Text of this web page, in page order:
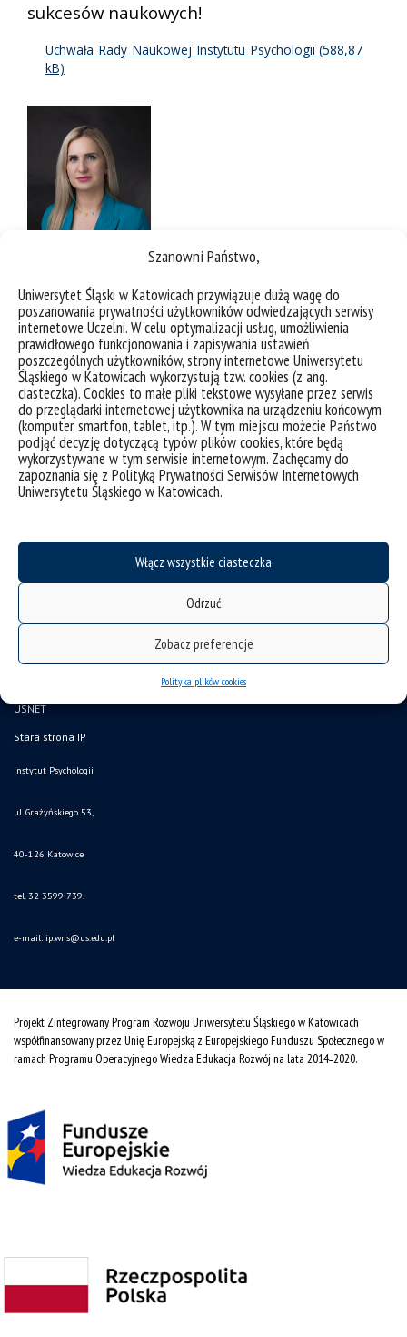
Szanowni Państwo,
Uniwersytet Śląski w Katowicach przywiązuje dużą wagę do
poszanowania prywatności użytkowników odwiedzających serwisy
internetowe Uczelni. W celu optymalizacji usług, umożliwienia
prawidłowego funkcjonowania i zapisywania ustawień
poszczególnych użytkowników, strony internetowe Uniwersytetu
Śląskiego w Katowicach wykorzystują tzw. cookies (z ang.
ciasteczka). Cookies to małe pliki tekstowe wysyłane przez serwis
do przeglądarki internetowej użytkownika na urządzeniu końcowym
(komputer, smartfon, tablet, itp.). W tym miejscu możecie Państwo
podjąć decyzję dotyczącą typów plików cookies, które będą
wykorzystywane w tym serwisie internetowym. Zachęcamy do
zapoznania się z Polityką Prywatności Serwisów Internetowych
Uniwersytetu Śląskiego w Katowicach.
Włącz wszystkie ciasteczka
Odrzuć
Zobacz preferencje
Polityka plików cookies
sukcesów naukowych!
Uchwała_Rady_Naukowej_Instytutu_Psychologii
mapa strony
USNET
Stara strona IP
Instytut Psychologii
ul. Grażyńskiego 53,
40-126 Katowice
tel. 32 3599 739.
e-mail: ip.wns@us.edu.pl
Projekt Zintegrowany Program Rozwoju Uniwersytetu Śląskiego w Katowicach
współfinansowany przez Unię Europejską z Europejskiego Funduszu Społecznego w
ramach Programu Operacyjnego Wiedza Edukacja Rozwój na lata 2014˗2020.